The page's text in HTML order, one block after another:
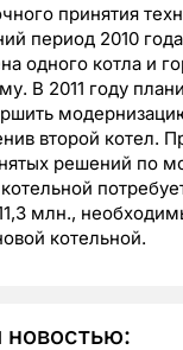
принятия
период 2010
одного котла и
В 2011 году
второй котел.
решений по
млн.,
котельной.
новостью: